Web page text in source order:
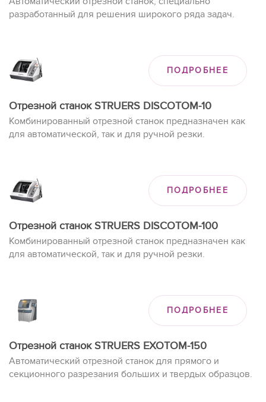
разработанный для решения широкого ряда задач.
ПОДРОБНЕЕ
Отрезной станок STRUERS DISCOTOM-10
Комбинированный отрезной станок предназначен как
для автоматической, так и для ручной резки.
ПОДРОБНЕЕ
Отрезной станок STRUERS DISCOTOM-100
Комбинированный отрезной станок предназначен как
для автоматической, так и для ручной резки.
ПОДРОБНЕЕ
Отрезной станок STRUERS EXOTOM-150
Автоматический отрезной станок для прямого и
секционного разрезания больших и твердых образцов.